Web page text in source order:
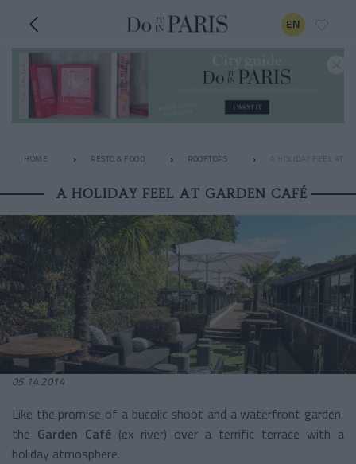
EN
HOME RESTO & FOOD ROOFTOPS A HOLIDAY FEEL AT
A HOLIDAY FEEL AT GARDEN CAFÉ
05.14.2014
Like the promise of a bucolic shoot and a waterfront garden,
the Garden Café (ex river) over a terrific terrace with a
holiday atmosphere.